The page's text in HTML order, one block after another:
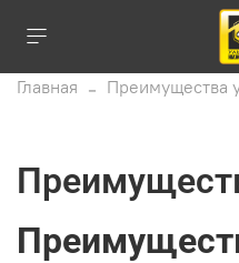
Главная Преимущества